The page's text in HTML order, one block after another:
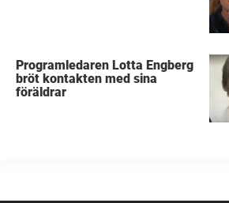
Programledaren Lotta Engberg
bröt kontakten med sina
föräldrar